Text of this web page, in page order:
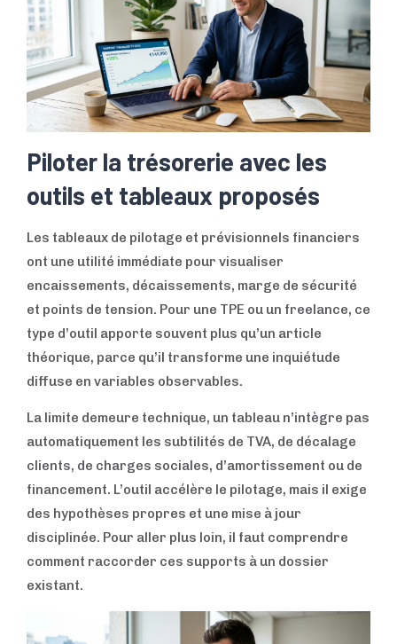
Piloter la trésorerie avec les
outils et tableaux proposés
Les tableaux de pilotage et prévisionnels financiers
ont une utilité immédiate pour visualiser
encaissements, décaissements, marge de sécurité
et points de tension. Pour une TPE ou un freelance, ce
type d’outil apporte souvent plus qu’un article
théorique, parce qu’il transforme une inquiétude
diffuse en variables observables.
La limite demeure technique, un tableau n’intègre pas
automatiquement les subtilités de TVA, de décalage
clients, de charges sociales, d’amortissement ou de
financement. L’outil accélère le pilotage, mais il exige
des hypothèses propres et une mise à jour
disciplinée. Pour aller plus loin, il faut comprendre
comment raccorder ces supports à un dossier
existant.